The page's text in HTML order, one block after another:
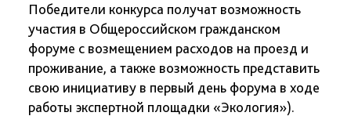
Победители конкурса получат возможность
участия в Общероссийском гражданском
форуме с возмещением расходов на проезд и
проживание, а также возможность представить
свою инициативу в первый день форума в ходе
работы экспертной площадки «Экология»).